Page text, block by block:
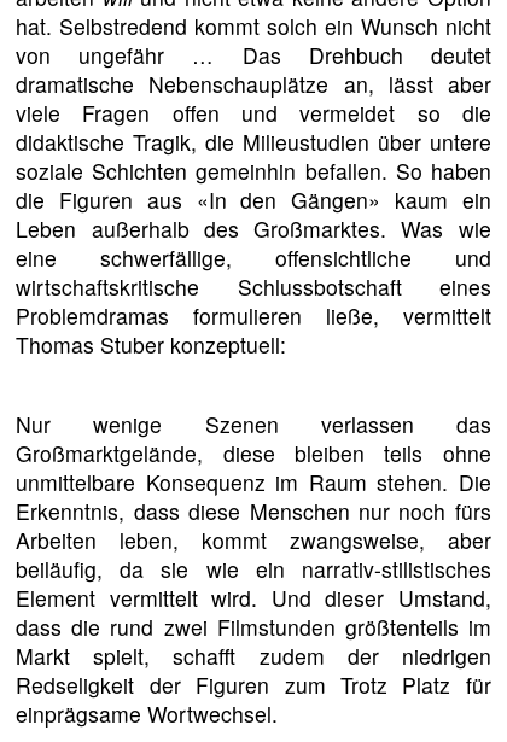
hat. Selbstredend kommt solch ein Wunsch nicht
von ungefähr … Das Drehbuch deutet
dramatische Nebenschauplätze an, lässt aber
viele Fragen offen und vermeidet so die
didaktische Tragik, die Milieustudien über untere
soziale Schichten gemeinhin befallen. So haben
die Figuren aus «In den Gängen» kaum ein
Leben außerhalb des Großmarktes. Was wie
eine schwerfällige, offensichtliche und
wirtschaftskritische Schlussbotschaft eines
Problemdramas formulieren ließe, vermittelt
Thomas Stuber konzeptuell:
Nur wenige Szenen verlassen das
Großmarktgelände, diese bleiben teils ohne
unmittelbare Konsequenz im Raum stehen. Die
Erkenntnis, dass diese Menschen nur noch fürs
Arbeiten leben, kommt zwangsweise, aber
beiläufig, da sie wie ein narrativ-stilistisches
Element vermittelt wird. Und dieser Umstand,
dass die rund zwei Filmstunden größtenteils im
Markt spielt, schafft zudem der niedrigen
Redseligkeit der Figuren zum Trotz Platz für
einprägsame Wortwechsel.